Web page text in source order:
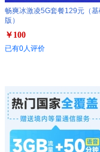
畅爽冰激凌5G套餐129元（基
版）
￥100
已有0人评价